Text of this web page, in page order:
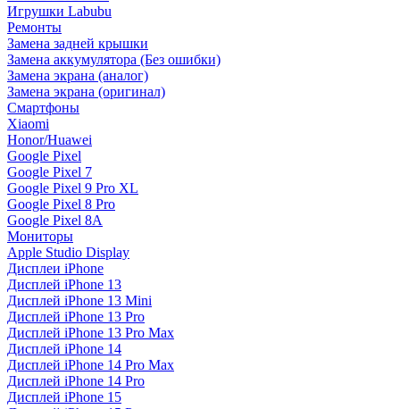
Игрушки Labubu
Ремонты
Замена задней крышки
Замена аккумулятора (Без ошибки)
Замена экрана (аналог)
Замена экрана (оригинал)
Смартфоны
Xiaomi
Honor/Huawei
Google Pixel
Google Pixel 7
Google Pixel 9 Pro XL
Google Pixel 8 Pro
Google Pixel 8A
Мониторы
Apple Studio Display
Дисплеи iPhone
Дисплей iPhone 13
Дисплей iPhone 13 Mini
Дисплей iPhone 13 Pro
Дисплей iPhone 13 Pro Max
Дисплей iPhone 14
Дисплей iPhone 14 Pro Max
Дисплей iPhone 14 Pro
Дисплей iPhone 15